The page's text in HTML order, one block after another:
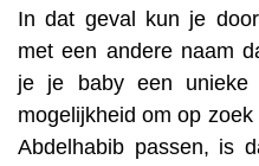
In dat geval kun je
met een andere naam
je je baby een unieke
mogelijkheid om op
Abdelhabib passen, is